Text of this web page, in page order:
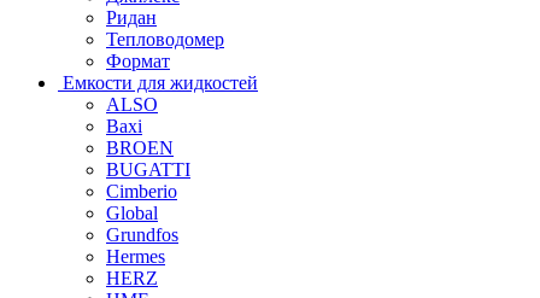
Ридан
Тепловодомер
Формат
Емкости для жидкостей
ALSO
Baxi
BROEN
BUGATTI
Cimberio
Global
Grundfos
Hermes
HERZ